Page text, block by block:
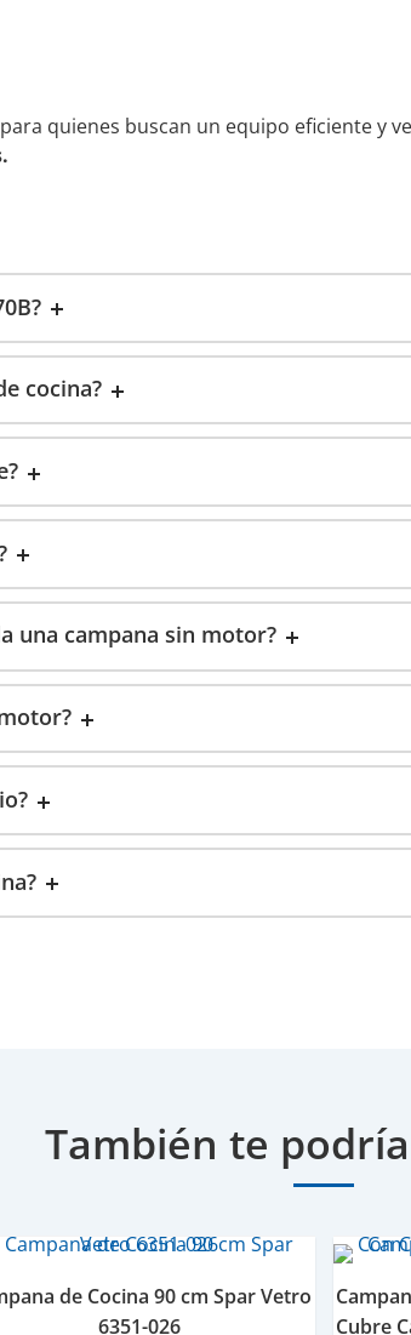
quienes buscan un equipo eficiente y
cocina?
una campana sin motor?
También te
de Cocina 90 cm Spar Vetro
6351-026
Cubre